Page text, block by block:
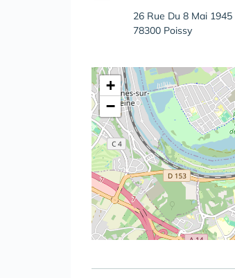
26 Rue Du 8 Mai 1945
78300 Poissy
+
−